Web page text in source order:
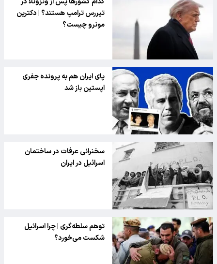
تیررس ترامپ هستند؟ | دکترین
مونرو چیست؟
پای ایران هم به پرونده جفری
اپستین باز شد
سخنرانی عرفات در ساختمان
اسرائیل در ایران
توهم سلطه‌گری | چرا اسرائیل
شکست می‌خورد؟